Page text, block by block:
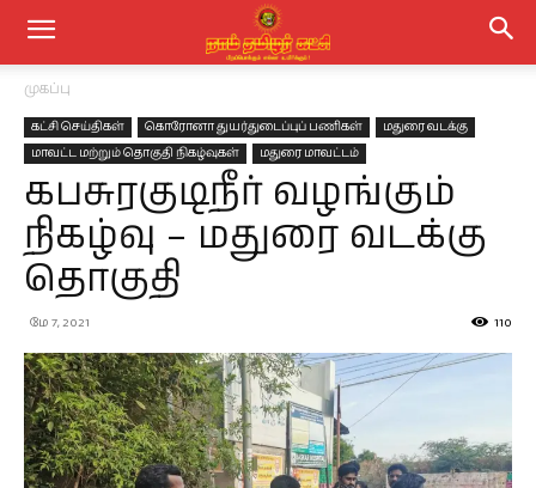
முகப்பு
கட்சி செய்திகள் கொரோனா துயர்துடைப்புப் பணிகள்
மதுரை வடக்கு
மாவட்ட மற்றும் தொகுதி நிகழ்வுகள்
மதுரை மாவட்டம்
கபசுரகுடிநீர் வழங்கும்
நிகழ்வு – மதுரை வடக்கு
தொகுதி
மே 7, 2021 110